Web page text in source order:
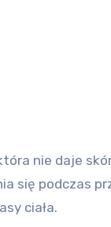
nie daje
się podczas
ciała.